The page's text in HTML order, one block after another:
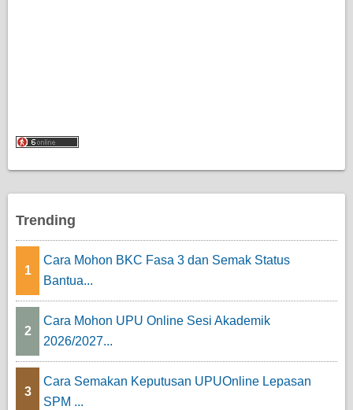
Trending
1
Cara Mohon BKC Fasa 3 dan Semak Status
Bantua...
2
Cara Mohon UPU Online Sesi Akademik
2026/2027...
3
Cara Semakan Keputusan UPUOnline Lepasan
SPM ...